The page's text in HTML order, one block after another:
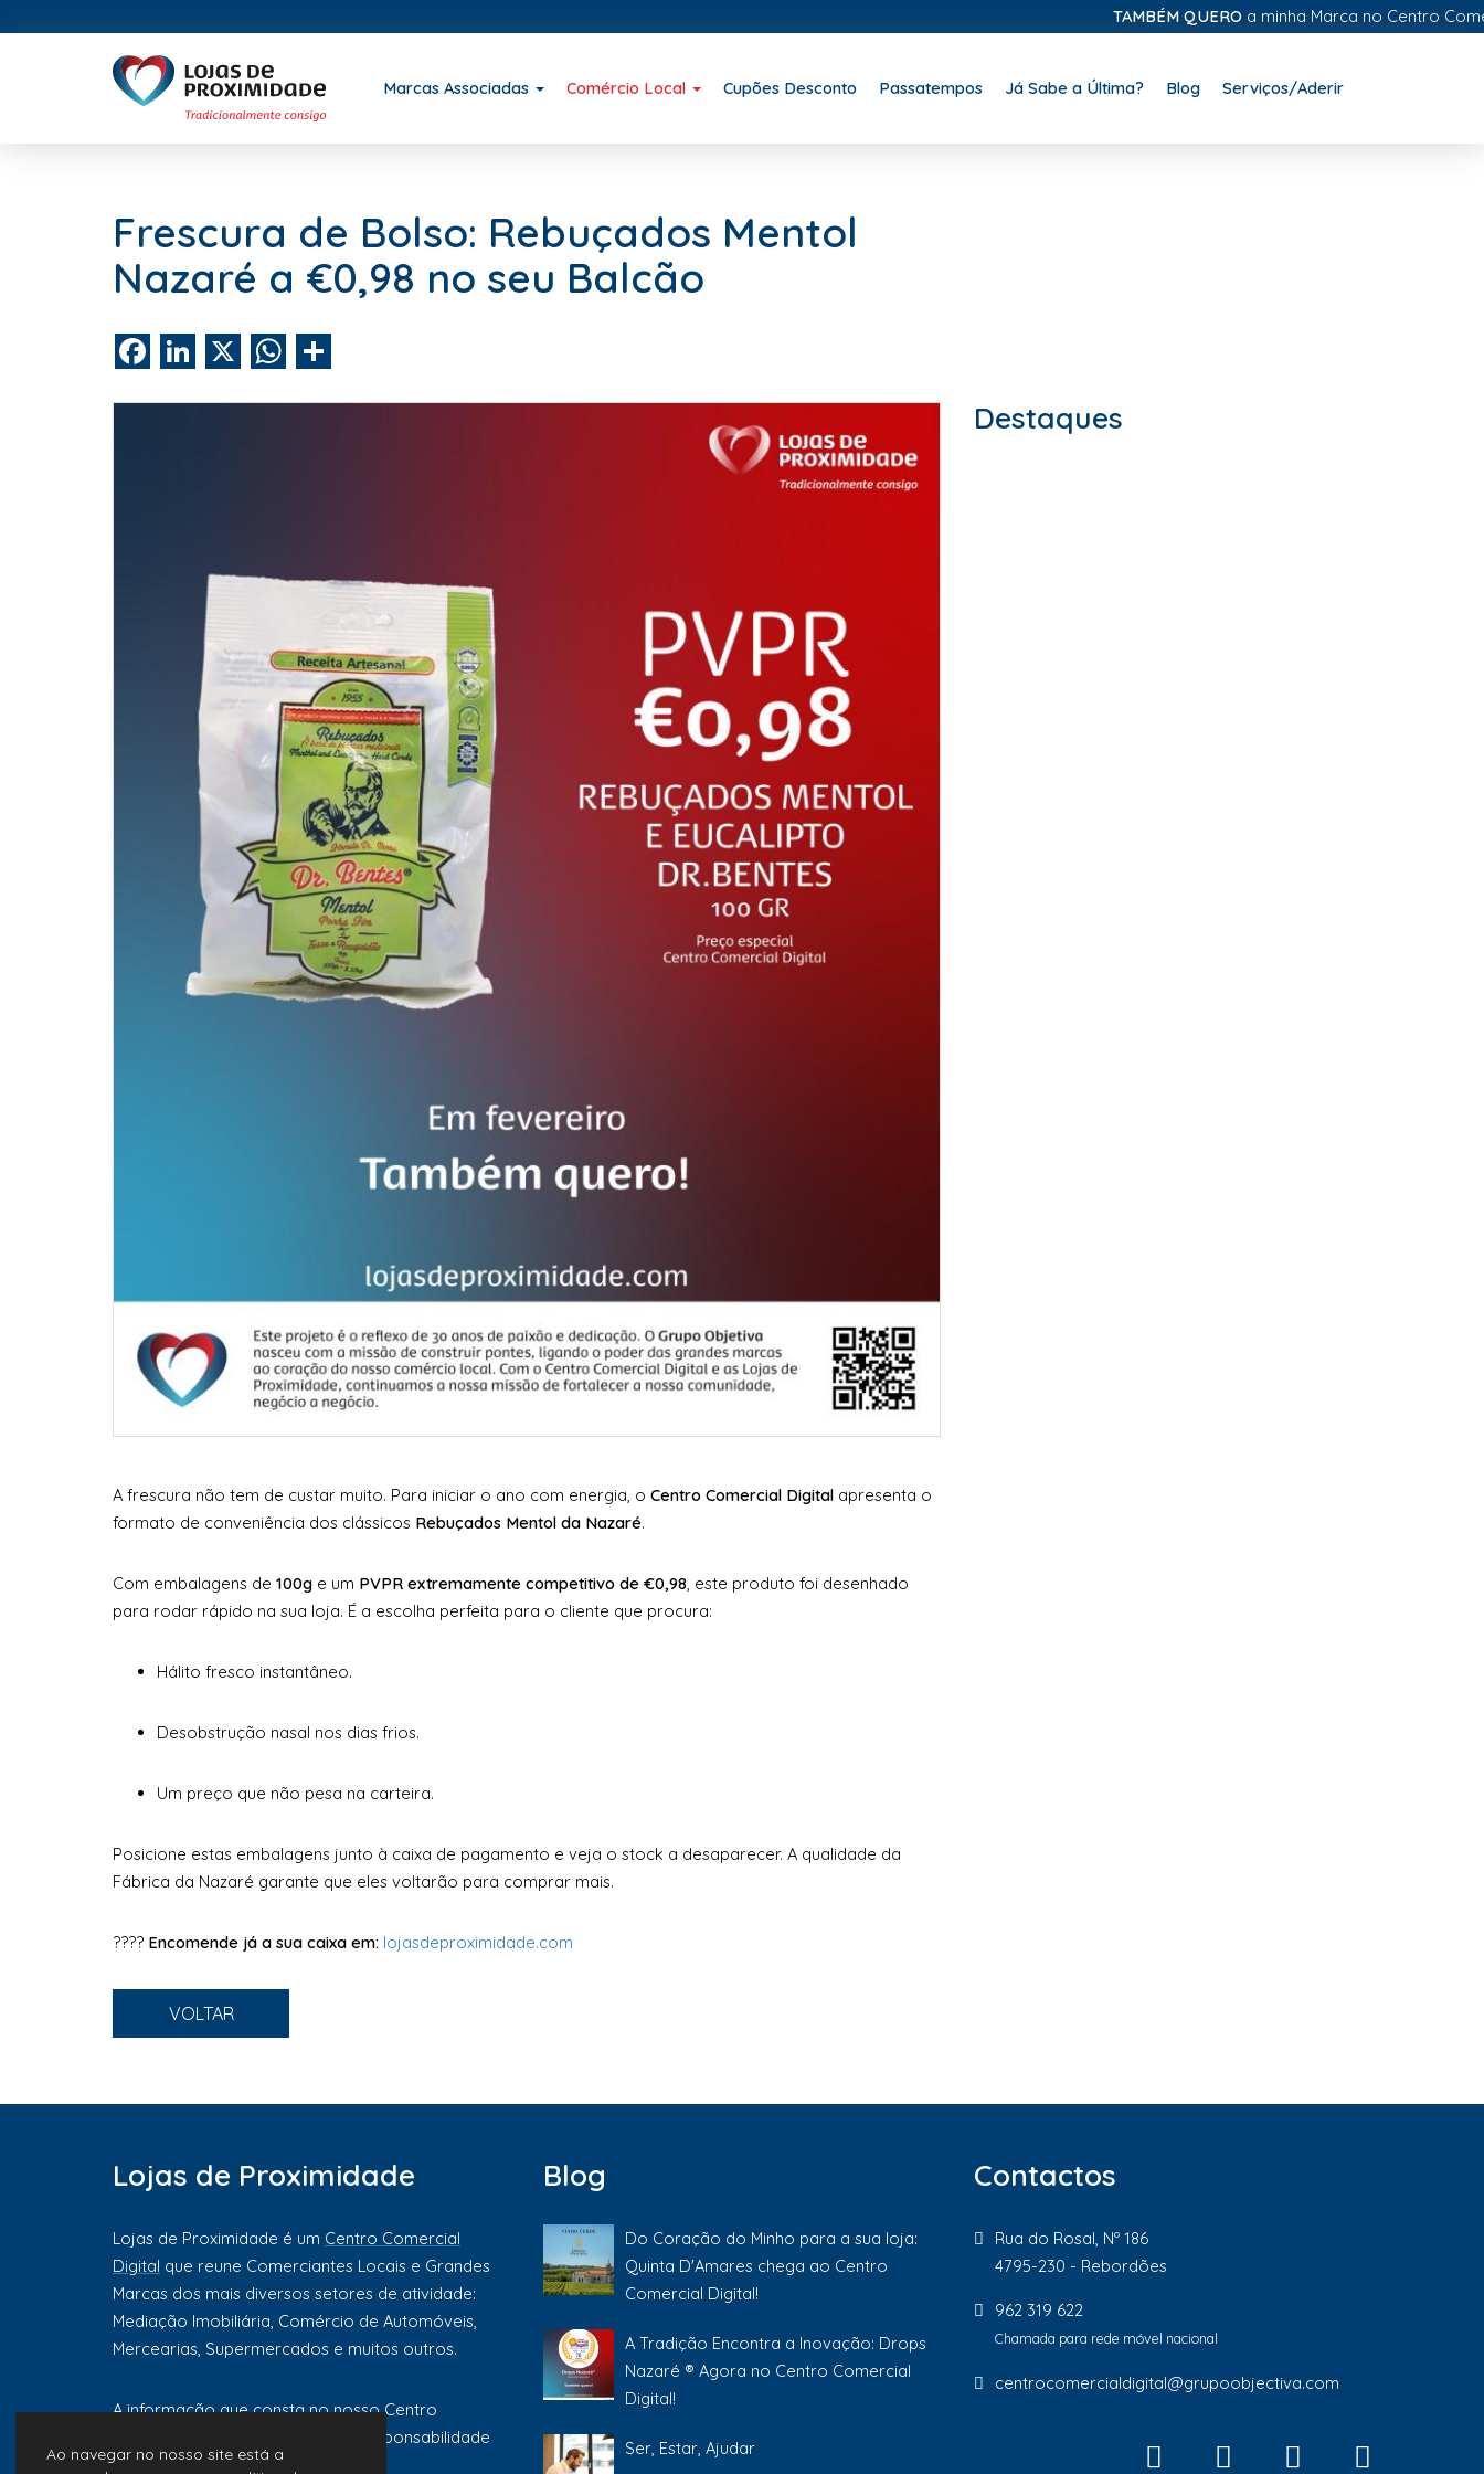
Ao navegar no nosso site está a
TAMBÉM QUEROa minha Marca no Centro Comercial
Marcas Associadas Comércio Local Cupões Desconto Passatempos Já Sabe a Última? Blog Serviços/Aderir
Frescura de Bolso: Rebuçados Mentol
Nazaré a €0,98 no seu Balcão
FacebookLinkedIn WhatsApp
A frescura não tem de custar muito. Para iniciar o ano com energia, o Centro Comercial Digital apresenta o
formato de conveniência dos clássicos Rebuçados Mentol da Nazaré.
Com embalagens de 100g e um PVPR extremamente competitivo de €0,98 , este produto foi desenhado
para rodar rápido na sua loja. É a escolha perfeita para o cliente que procura:
Hálito fresco instantâneo.
Desobstrução nasal nos dias frios.
Um preço que não pesa na carteira.
Posicione estas embalagens junto à caixa de pagamento e veja o stock a desaparecer. A qualidade da
Fábrica da Nazaré garante que eles voltarão para comprar mais.
???? Encomende já a sua caixa em: lojasdeproximidade.com
VOLTAR
Destaques
Lojas de Proximidade
Lojas de Proximidade é um Centro Comercial
Digital que reune Comerciantes Locais e Grandes
Marcas dos mais diversos setores de atividade:
Mediação Imobiliária, Comércio de Automóveis,
Mercearias, Supermercados e muitos outros.
A informação que consta no nosso Centro
Comercial Digital é da exclusiva responsabilidade
de cada comerciante ou marca.
Blog
Do Coração do Minho para a sua loja:
Quinta D'Amares chega ao Centro
Comercial Digital!
A Tradição Encontra a Inovação: Drops
Nazaré ® Agora no Centro Comercial
Digital!
Ser, Estar, Ajudar
Contactos
Rua do Rosal, Nº 186
4795-230 - Rebordões
962 319 622
Chamada para rede móvel nacional
centrocomercialdigital@grupoobjectiva.com